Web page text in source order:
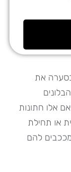
בסערה את
אלו חתונות
או תחילת
להם